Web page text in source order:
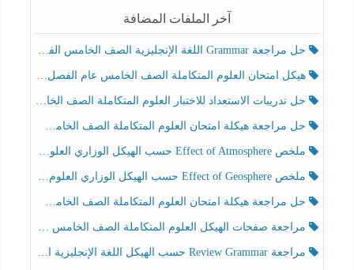
آخر الملفات المضافة
حل مراجعة Grammar اللغة الإنجليزية الصف الخامس الفصل الثالث
هيكل امتحان العلوم المتكاملة الصف الخامس عام الفصل الدراسي الثالث 2025-2026
حل تدريبات الاستعداد للاختبار العلوم المتكاملة الصف الخامس عام الفصل الثالث
حل مراجعة هيكلة امتحان العلوم المتكاملة الصف الخامس انسبير الفصل الثالث
ملخص Effect of Atmosphere حسب الهيكل الوزاري العلوم المتكاملة الصف الخامس انسبير الفصل الثالث
ملخص Effect of Geosphere حسب الهيكل الوزاري العلوم المتكاملة الصف الخامس انسبير الفصل الثالث
حل مراجعة هيكلة امتحان العلوم المتكاملة الصف الخامس عام الفصل الثالث
مراجعة صفحات الهيكل العلوم المتكاملة الصف الخامس انسبير الفصل الثالث
مراجعة Review Grammar حسب الهيكل اللغة الإنجليزية الصف الخامس الفصل الثالث